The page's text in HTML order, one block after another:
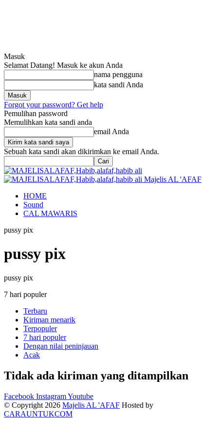
Masuk
Selamat Datang! Masuk ke akun Anda
nama pengguna
kata sandi Anda
Forgot your password? Get help
Pemulihan password
Memulihkan kata sandi anda
email Anda
Sebuah kata sandi akan dikirimkan ke email Anda.
Majelis AL 'AFAF
HOME
Sound
CAL MAWARIS
pussy pix
pussy pix
pussy pix
7 hari populer
Terbaru
Kiriman menarik
Terpopuler
7 hari populer
Dengan nilai peninjauan
Acak
Tidak ada kiriman yang ditampilkan
Facebook InstagramYoutube
© Copyright 2026 Majelis AL 'AFAF Hosted by
CARAUNTUKCOM